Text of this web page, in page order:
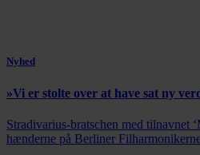
Nyhed
»Vi er stolte over at have sat ny
Stradivarius-bratschen med tilnavnet
hænderne på Berliner